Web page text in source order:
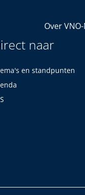
Over
naar
en standpunten